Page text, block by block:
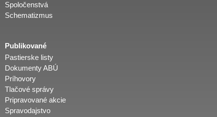
Spoločenstvá
Schematizmus
Publikované
Pastierske listy
Dokumenty ABÚ
Príhovory
Tlačové správy
Pripravované akcie
Spravodajstvo